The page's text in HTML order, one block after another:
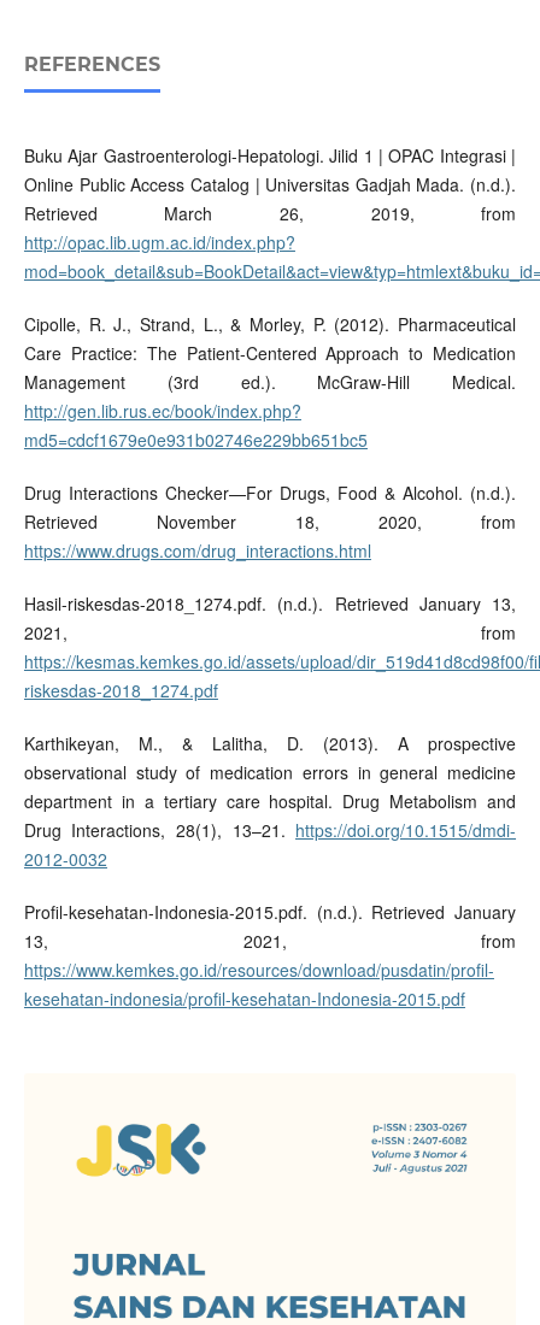
REFERENCES
Buku Ajar Gastroenterologi-Hepatologi. Jilid 1 | OPAC Integrasi |
Online Public Access Catalog | Universitas Gadjah Mada. (n.d.).
Retrieved March 26, 2019, from
http://opac.lib.ugm.ac.id/index.php?
Cipolle, R. J., Strand, L., & Morley, P. (2012). Pharmaceutical
Care Practice: The Patient-Centered Approach to Medication
Management (3rd ed.). McGraw-Hill Medical.
http://gen.lib.rus.ec/book/index.php?
md5=cdcf1679e0e931b02746e229bb651bc5
Drug Interactions Checker—For Drugs, Food & Alcohol. (n.d.).
Retrieved November 18, 2020, from
https://www.drugs.com/drug_interactions.html
Hasil-riskesdas-2018_1274.pdf. (n.d.). Retrieved January 13,
2021, from
https://kesmas.kemkes.go.id/assets/upload/dir_519d41d8cd98f00/
riskesdas-2018_1274.pdf
Karthikeyan, M., & Lalitha, D. (2013). A prospective
observational study of medication errors in general medicine
department in a tertiary care hospital. Drug Metabolism and
Drug Interactions, 28(1), 13–21. https://doi.org/10.1515/dmdi-
2012-0032
Profil-kesehatan-Indonesia-2015.pdf. (n.d.). Retrieved January
13, 2021, from
https://www.kemkes.go.id/resources/download/pusdatin/profil-
kesehatan-indonesia/profil-kesehatan-Indonesia-2015.pdf